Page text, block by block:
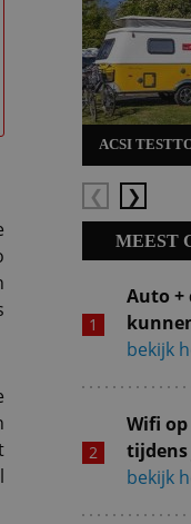
ACSI
Vorige
MEEST
Auto +
bekijk
Wifi
bekijk